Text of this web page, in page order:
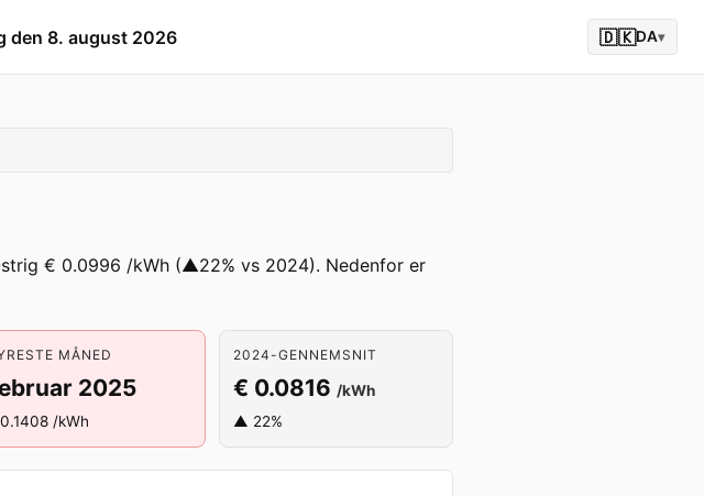
den 8. august 2026 🇩🇰DA▾
€ 0.0996 /kWh (▲22% vs 2024). Nedenfor er
MÅNED
2025
/kWh
2024-GENNEMSNIT
€ 0.0816 /kWh
▲ 22%